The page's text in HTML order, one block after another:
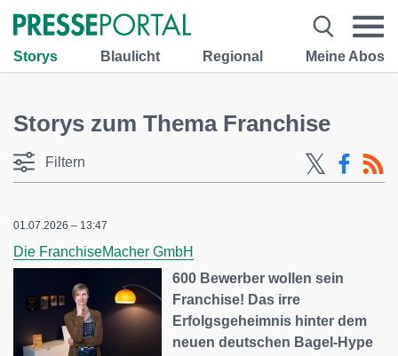
Storys Blaulicht Regional Meine Abos
Storys zum Thema Franchise
Filtern
01.07.2026 – 13:47
Die FranchiseMacher GmbH
600 Bewerber wollen sein
Franchise! Das irre
Erfolgsgeheimnis hinter dem
neuen deutschen Bagel-Hype